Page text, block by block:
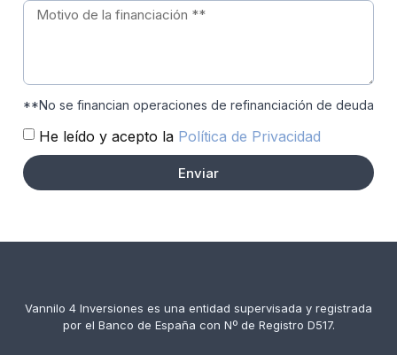
**No se financian operaciones de refinanciación de deuda
He leído y acepto la Política de Privacidad
Enviar
Vannilo 4 Inversiones es una entidad supervisada y registrada
por el Banco de España con Nº de Registro D517.